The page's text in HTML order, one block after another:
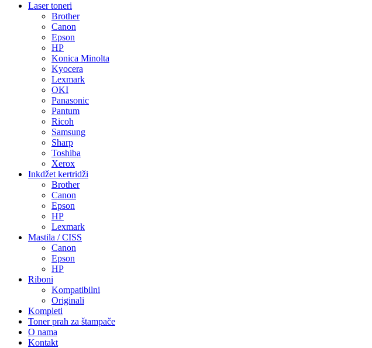
Laser toneri
Brother
Canon
Epson
HP
Konica Minolta
Kyocera
Lexmark
OKI
Panasonic
Pantum
Ricoh
Samsung
Sharp
Toshiba
Xerox
Inkdžet kertridži
Brother
Canon
Epson
HP
Lexmark
Mastila / CISS
Canon
Epson
HP
Riboni
Kompatibilni
Originali
Kompleti
Toner prah za štampače
O nama
Kontakt